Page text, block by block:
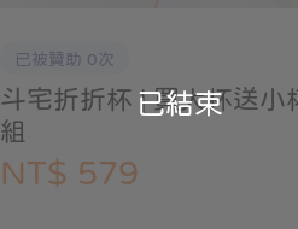
已結束
已被贊助 0次
斗宅折折杯 | 買大杯送小
組
NT$ 579